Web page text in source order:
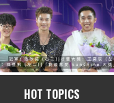
HOT TOPICS